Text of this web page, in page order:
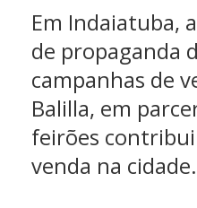
Em Indaiatuba,
de propaganda
campanhas de
Balilla, em
feirões
venda na cidade.